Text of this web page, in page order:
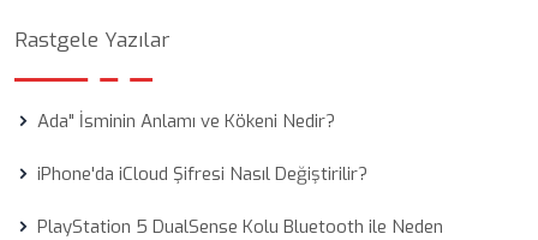
Rastgele Yazılar
Ada" İsminin Anlamı ve Kökeni Nedir?
iPhone'da iCloud Şifresi Nasıl Değiştirilir?
PlayStation 5 DualSense Kolu Bluetooth ile Neden